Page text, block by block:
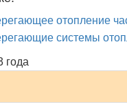
отопление
системы
года